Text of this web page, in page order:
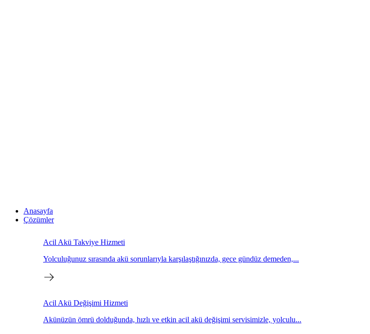
Anasayfa
Çözümler
Acil Akü Takviye Hizmeti
Yolculuğunuz sırasında akü sorunlarıyla karşılaştığınızda, gece gündüz demeden,...
Acil Akü Değişimi Hizmeti
Akünüzün ömrü dolduğunda, hızlı ve etkin acil akü değişimi servisimizle, yolculu...